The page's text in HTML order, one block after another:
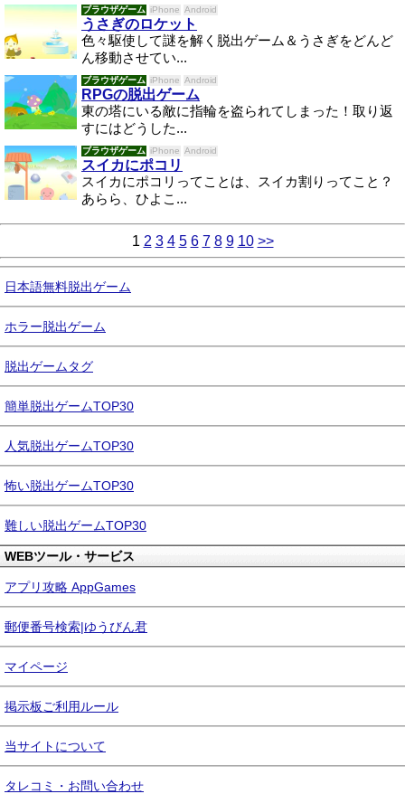
ブラウザゲーム iPhone Android
うさぎのロケット
色々駆使して謎を解く脱出ゲーム＆うさぎをどんど
ん移動させてい...
ブラウザゲーム iPhone Android
RPGの脱出ゲーム
東の塔にいる敵に指輪を盗られてしまった！取り返
すにはどうした...
ブラウザゲーム iPhone Android
スイカにポコリ
スイカにポコリってことは、スイカ割りってこと？
あらら、ひよこ...
1 2 3 4 5 6 7 8 9 10 >>
日本語無料脱出ゲーム
ホラー脱出ゲーム
脱出ゲームタグ
簡単脱出ゲームTOP30
人気脱出ゲームTOP30
怖い脱出ゲームTOP30
難しい脱出ゲームTOP30
WEBツール・サービス
アプリ攻略 AppGames
郵便番号検索|ゆうびん君
マイページ
掲示板ご利用ルール
当サイトについて
タレコミ・お問い合わせ